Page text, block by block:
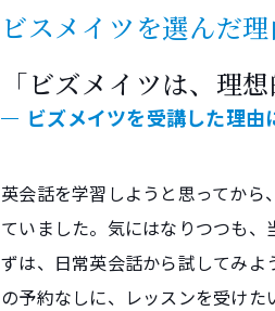
ビスメイツを選んだ理
「ビズメイツは、理
ビズメイツを受講した理由
英会話を学習しようと思ってか
ていました。気にはなりつつも
ずは、日常英会話から試してみ
の予約なしに、レッスンを受け